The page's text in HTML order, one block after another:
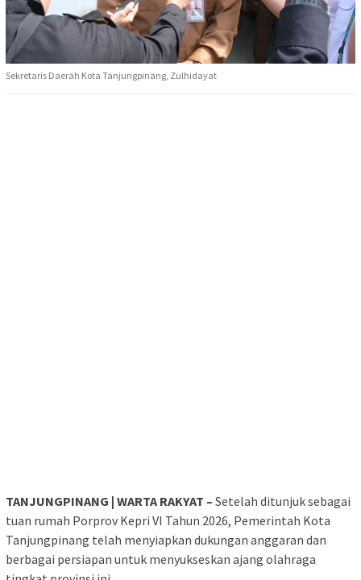
Sekretaris Daerah Kota Tanjungpinang, Zulhidayat
TANJUNGPINANG | WARTA RAKYAT – Setelah ditunjuk sebagai
tuan rumah Porprov Kepri VI Tahun 2026, Pemerintah Kota
Tanjungpinang telah menyiapkan dukungan anggaran dan
berbagai persiapan untuk menyukseskan ajang olahraga